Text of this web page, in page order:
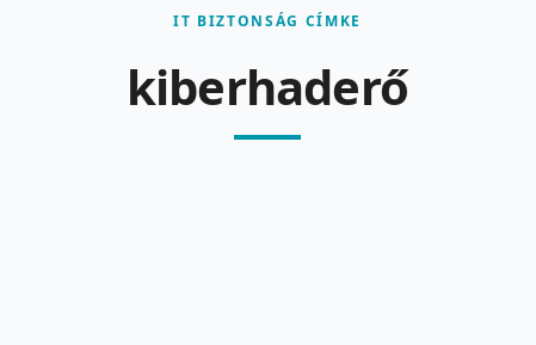
IT BIZTONSÁG CÍMKE
kiberhaderő